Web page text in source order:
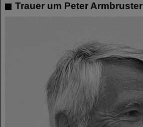
Trauer um Peter Armbruster